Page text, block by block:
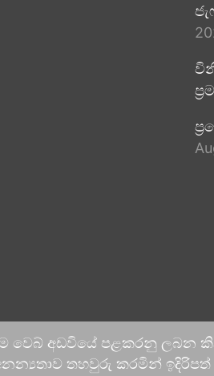
මෙම වෙබ් අඩවියේ පළකරනු
තහවුරු කරමින් ඉදිරිපත්